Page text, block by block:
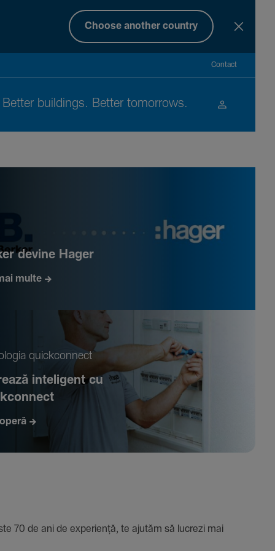
Choose another country
Contact
Better buil­dings. Better tomor­rows.
devine Hager
multe
quickconnect
inte­li­gent cu
de ani de expe­riență, te ajutăm să lucrezi mai